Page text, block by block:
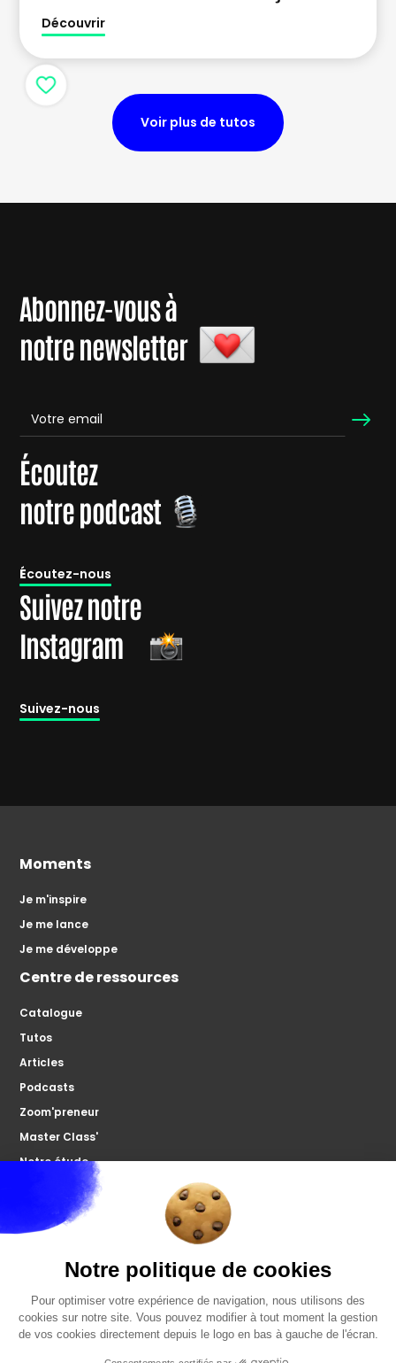
Découvrir
Voir plus de tutos
Abonnez-vous à
notre newsletter
Écoutez
notre podcast
Écoutez-nous
Suivez notre
Instagram
Suivez-nous
Moments
Je m'inspire
Je me lance
Je me développe
Centre de ressources
Catalogue
Tutos
Articles
Podcasts
Zoom'preneur
Master Class'
Notre étude
À propos
Microco
Votre forum
FAQ
Politiques de confidentialités